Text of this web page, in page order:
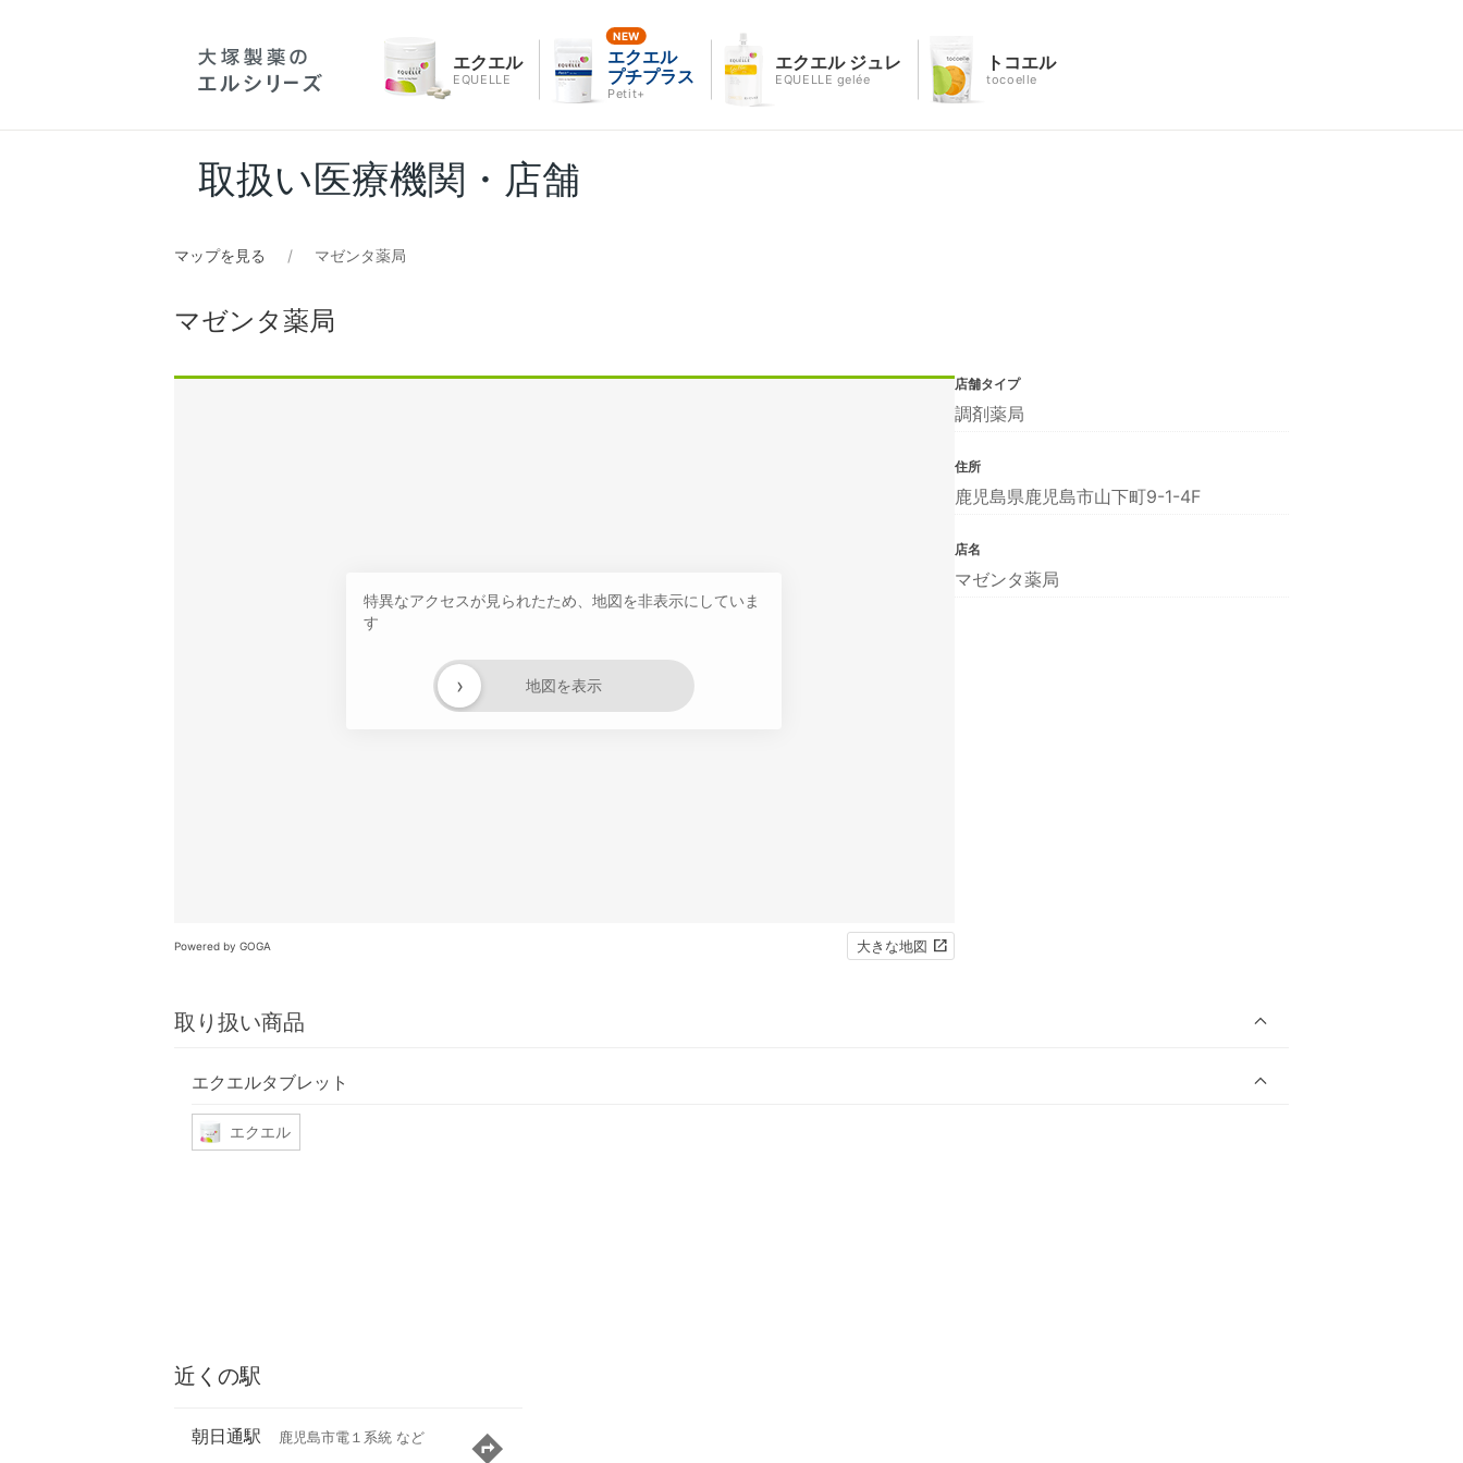
エクエル
EQUELLE
エクエル
プチプラス
Petit+
エクエル ジュレ
EQUELLE gelée
トコエル
tocoelle
取扱い医療機関・店舗
マップを見る マゼンタ薬局
マゼンタ薬局
特異なアクセスが見られたため、地図を非表示にしていま
す
地図を表示
›
Powered by GOGA 大きな地図
取り扱い商品
エクエルタブレット
エクエル
店舗タイプ
調剤薬局
住所
鹿児島県鹿児島市山下町9-1-4F
店名
マゼンタ薬局
近くの駅
朝日通駅 鹿児島市電１系統 など